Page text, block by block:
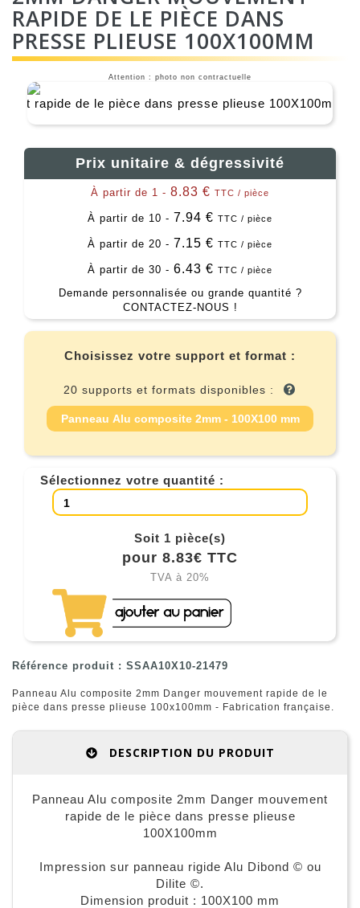
RAPIDE DE LE PIÈCE DANS
PRESSE PLIEUSE 100X100MM
Attention : photo non contractuelle
Prix unitaire & dégressivité
À partir de 1 - 8.83 € TTC / pièce
À partir de 10 - 7.94 € TTC / pièce
À partir de 20 - 7.15 € TTC / pièce
À partir de 30 - 6.43 € TTC / pièce
Demande personnalisée ou grande quantité ?
CONTACTEZ-NOUS !
Choisissez votre support et format :
20 supports et formats disponibles :
Panneau Alu composite 2mm - 100X100 mm
Sélectionnez votre quantité :
Soit 1 pièce(s)
pour 8.83€ TTC
TVA à 20%
Référence produit : SSAA10X10-21479
Panneau Alu composite 2mm Danger mouvement rapide de le
pièce dans presse plieuse 100x100mm - Fabrication française.
DESCRIPTION DU PRODUIT
Panneau Alu composite 2mm Danger mouvement
rapide de le pièce dans presse plieuse
100X100mm
Impression sur panneau rigide Alu Dibond © ou
Dilite ©.
Dimension produit : 100X100 mm